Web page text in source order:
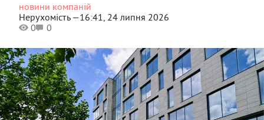
новини компаній
Нерухомість —16:41, 24 липня 2026
0
0